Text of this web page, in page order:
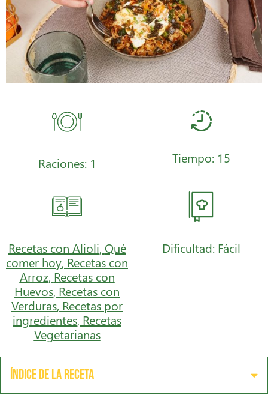
Raciones: 1 Tiempo: 15
Recetas con Alioli, Qué
comer hoy, Recetas con
Arroz, Recetas con
Huevos, Recetas con
Verduras, Recetas por
ingredientes, Recetas
Vegetarianas
Dificultad: Fácil
Índice de la receta